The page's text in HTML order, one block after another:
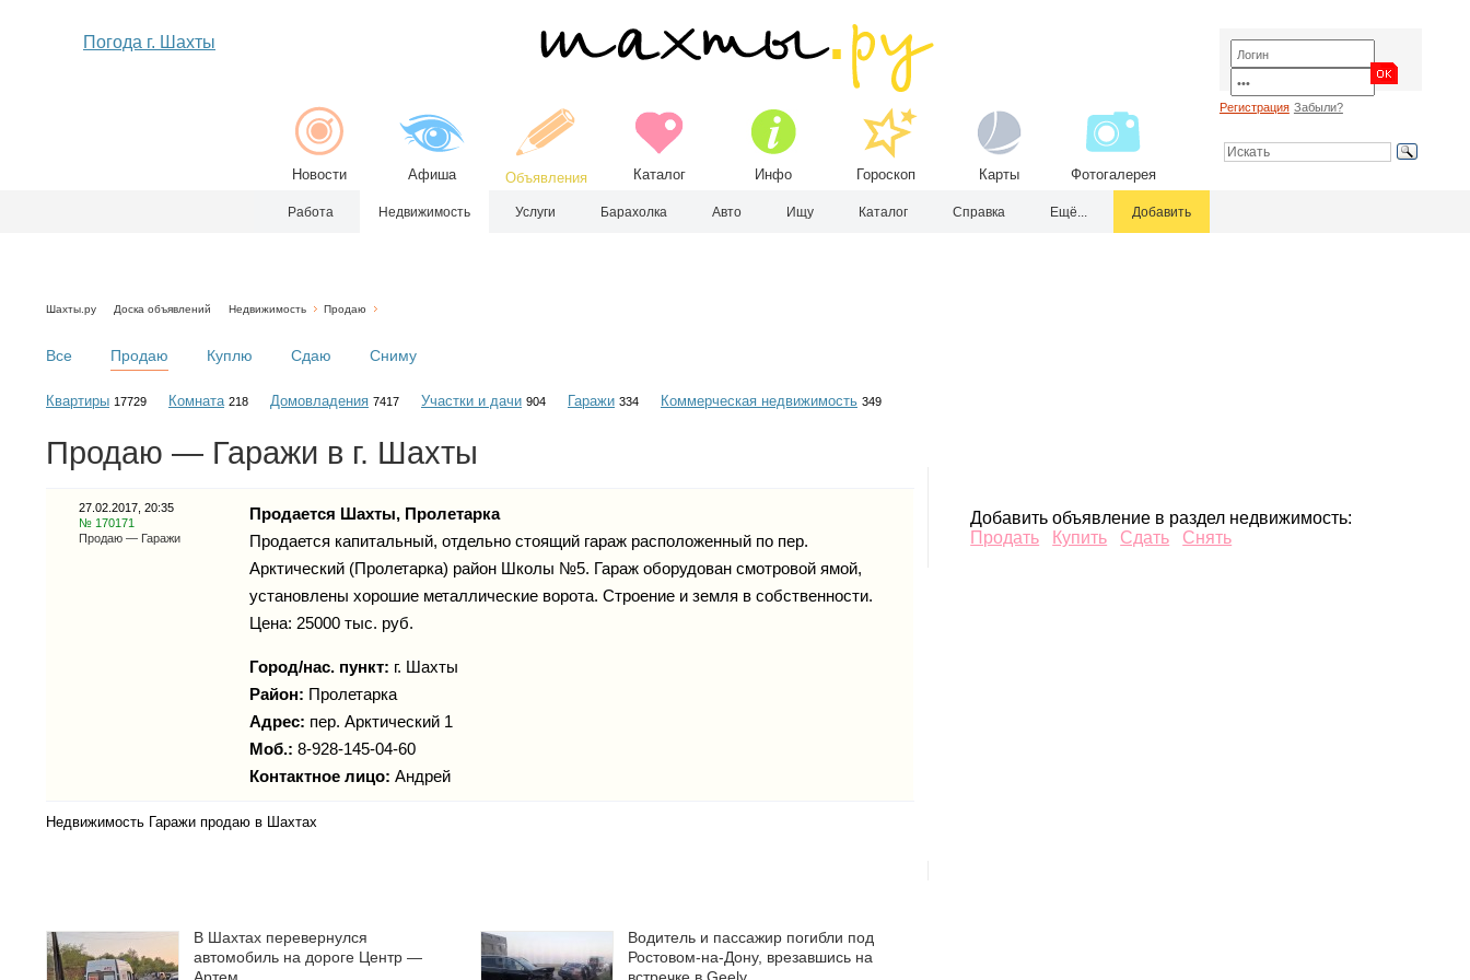
Погода г. Шахты
Новости Афиша Объявления Каталог Инфо Гороскоп Карты Фотогалерея
Регистрация Забыли?
Работа Недвижимость Услуги Барахолка Авто Ищу Каталог Справка Ещё... Добавить
Шахты.ру Доска объявлений Недвижимость Продаю
Все Продаю Куплю Сдаю Сниму
Квартиры 17729 Комната 218 Домовладения 7417 Участки и дачи 904 Гаражи 334 Коммерческая недвижимость 349
Продаю — Гаражи в г. Шахты
27.02.2017, 20:35
№ 170171
Продаю — Гаражи
Продается Шахты, Пролетарка
Продается капитальный, отдельно стоящий гараж расположенный по пер.
Арктический (Пролетарка) район Школы №5. Гараж оборудован смотровой ямой,
установлены хорошие металлические ворота. Строение и земля в собственности.
Цена: 25000 тыс. руб.
Город/нас. пункт: г. Шахты
Район: Пролетарка
Адрес: пер. Арктический 1
Моб.: 8-928-145-04-60
Контактное лицо: Андрей
Недвижимость Гаражи продаю в Шахтах
Добавить объявление в раздел недвижимость:
Продать
Купить Сдать Снять
В Шахтах перевернулся
автомобиль на дороге Центр —
Водитель и пассажир погибли под
Ростовом-на-Дону, врезавшись на